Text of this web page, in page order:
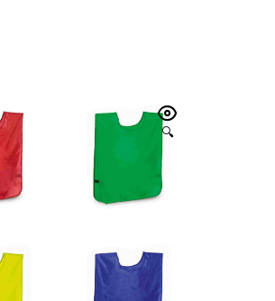
🔍